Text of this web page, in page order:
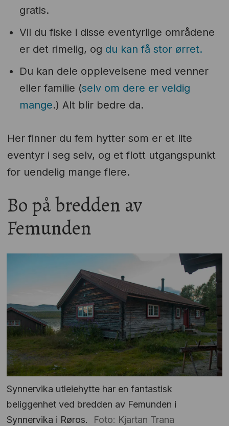
gratis.
Vil du fiske i disse eventyrlige områdene
er det rimelig, og du kan få stor ørret.
Du kan dele opplevelsene med venner
eller familie (selv om dere er veldig
mange.) Alt blir bedre da.
Her finner du fem hytter som er et lite
eventyr i seg selv, og et flott utgangspunkt
for uendelig mange flere.
Bo på bredden av
Femunden
Synnervika utleiehytte har en fantastisk
beliggenhet ved bredden av Femunden i
Synnervika i Røros.
Foto: Kjartan Trana